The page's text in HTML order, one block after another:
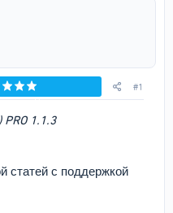
0
#1
1.1.3
статей с поддержкой